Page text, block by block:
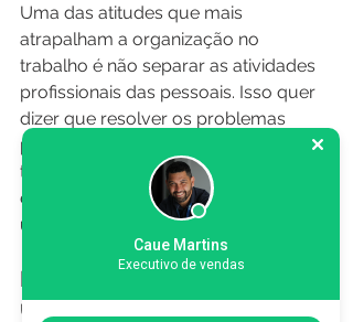
Uma das atitudes que mais
atrapalham a organização no
trabalho é não separar as atividades
profissionais das pessoais. Isso quer
dizer que resolver os problemas
pessoais durante o ambiente de
trabalho, a não ser que seja
extremamente necessário, pode ser
um agravante para a produtividade.
Procure a SAT
Uma das formas de melhorar a
Caue Martins
Executivo de vendas